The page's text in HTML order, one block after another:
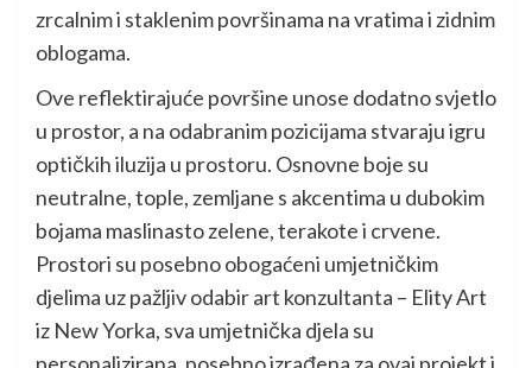
zrcalnim i staklenim površinama na vratima i zidnim
oblogama.
Ove reflektirajuće površine unose dodatno svjetlo
u prostor, a na odabranim pozicijama stvaraju igru
optičkih iluzija u prostoru. Osnovne boje su
neutralne, tople, zemljane s akcentima u dubokim
bojama maslinasto zelene, terakote i crvene.
Prostori su posebno obogaćeni umjetničkim
djelima uz pažljiv odabir art konzultanta – Elity Art
iz New Yorka, sva umjetnička djela su